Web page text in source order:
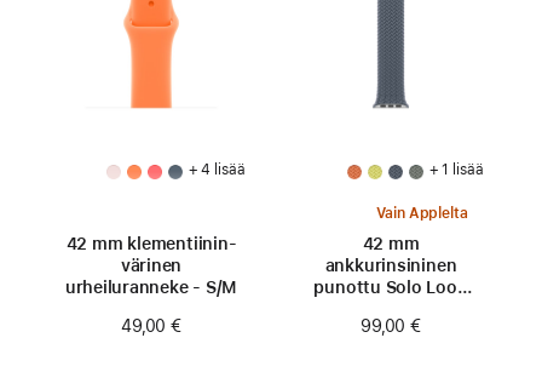
+ 4 lisää
42 mm klementiinin­
värinen
urheiluranneke - S/M
49,00 €
+ 1 lisää
Vain Applelta
42 mm
ankkurinsininen
punottu Solo Loop
99,00 €